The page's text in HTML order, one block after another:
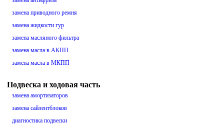
замена приводного ремня
замена жидкости гур
замена масляного фильтра
замена масла в АКПП
замена масла в МКПП
Подвеска и ходовая часть
замена амортизаторов
замена сайлентблоков
диагностика подвески